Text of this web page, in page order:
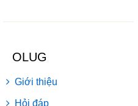
OLUG
Giới thiệu
Hỏi đáp